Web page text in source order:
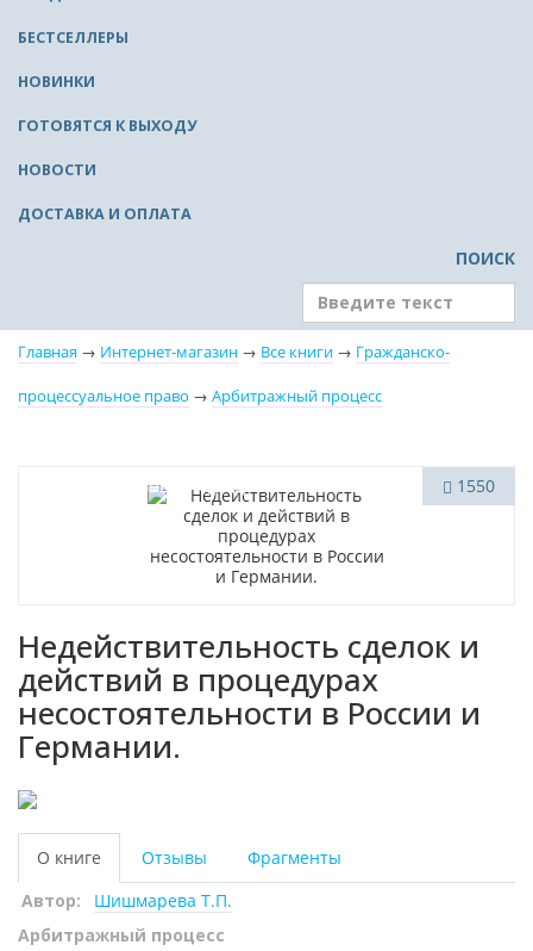
БЕСТСЕЛЛЕРЫ
НОВИНКИ
ГОТОВЯТСЯ К ВЫХОДУ
НОВОСТИ
ДОСТАВКА И ОПЛАТА
ПОИСК
Главная → Интернет-магазин → Все книги → Гражданско-
процессуальное право → Арбитражный процесс
Индивидуальный подход 1550
Недействительность сделок и
действий в процедурах
несостоятельности в России и
Германии.
О книге Отзывы
Фрагменты
Автор:
Шишмарева Т.П.
Арбитражный процесс